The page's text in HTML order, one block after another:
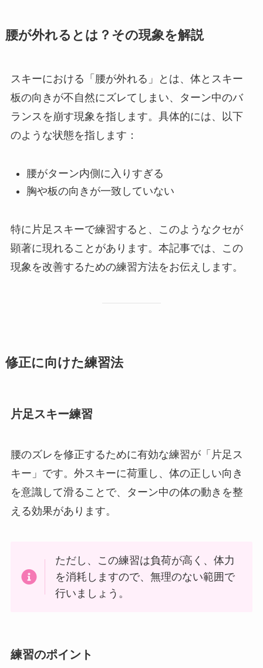
腰が外れるとは？その現象を解説
スキーにおける「腰が外れる」とは、体とスキー
板の向きが不自然にズレてしまい、ターン中のバ
ランスを崩す現象を指します。具体的には、以下
のような状態を指します：
腰がターン内側に入りすぎる
胸や板の向きが一致していない
特に片足スキーで練習すると、このようなクセが
顕著に現れることがあります。本記事では、この
現象を改善するための練習方法をお伝えします。
修正に向けた練習法
片足スキー練習
腰のズレを修正するために有効な練習が「片足ス
キー」です。外スキーに荷重し、体の正しい向き
を意識して滑ることで、ターン中の体の動きを整
える効果があります。
ただし、この練習は負荷が高く、体力
を消耗しますので、無理のない範囲で
行いましょう。
練習のポイント